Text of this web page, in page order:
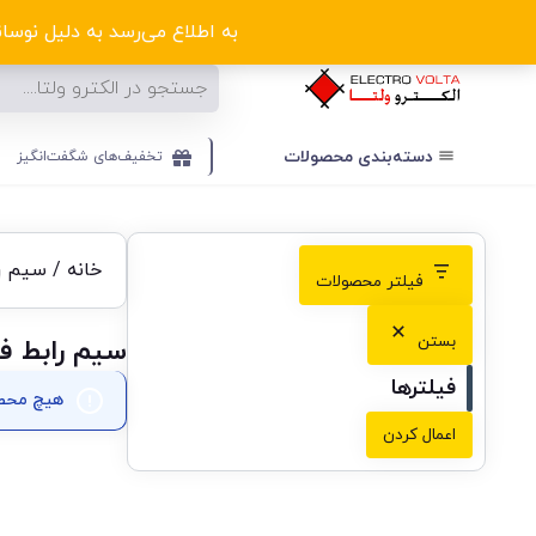
به اطلاع می‌رسد به دلیل
دسته‌بندی‌ محصولات تخفیف‌های شگفت‌انگیز
فیلتر محصولات
بستن
فیلترها
اعمال کردن
خانه / سیم
سیم رابط
هیچ